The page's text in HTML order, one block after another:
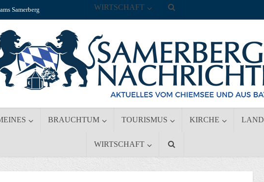
Samerberg
BRAUCHTUM TOURISMUS KIRCHE
WIRTSCHAFT
WIRTSCHAFT